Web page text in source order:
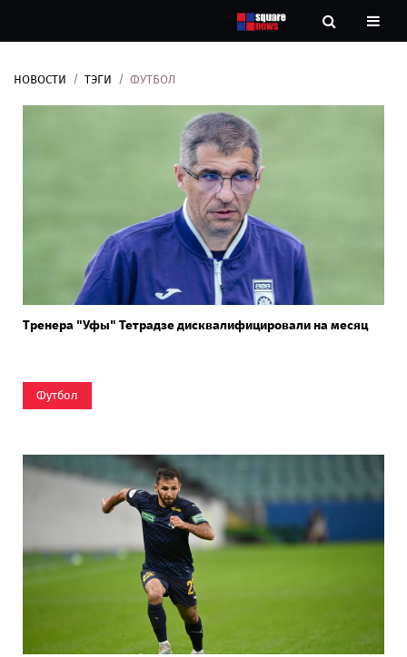
НОВОСТИ ТЭГИ ФУТБОЛ
Тренера "Уфы" Тетрадзе дисквалифицировали на месяц
Футбол